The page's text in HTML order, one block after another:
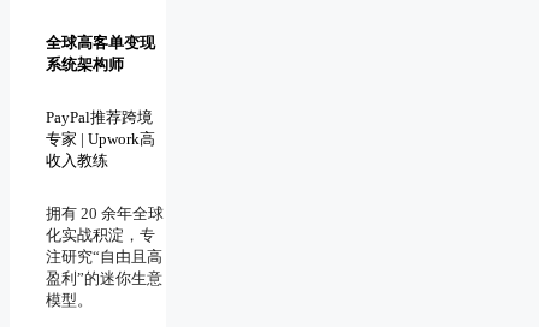
全球高客单变现
系统架构师
PayPal推荐跨境
专家 | Upwork高
收入教练
拥有 20 余年全球
化实战积淀，专
注研究“自由且高
盈利”的迷你生意
模型。